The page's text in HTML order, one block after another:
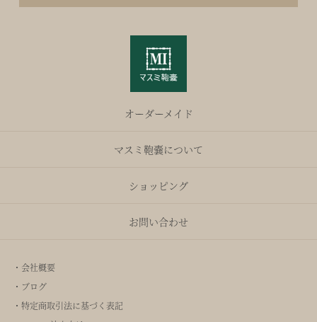
オーダーメイド
マスミ鞄嚢について
ショッピング
お問い合わせ
・会社概要
・ブログ
・特定商取引法に基づく表記